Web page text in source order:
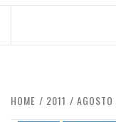
HOME 2011 AGOSTO